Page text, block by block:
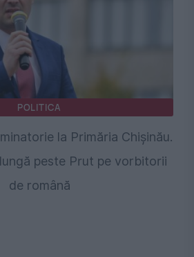
POLITICA
la Primăria Chişinău.
peste Prut pe vorbitorii
de română